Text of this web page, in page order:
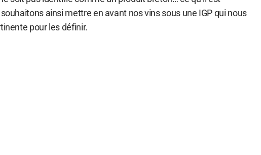
ainsi mettre en avant nos vins sous une IGP qui nous
pour les définir.